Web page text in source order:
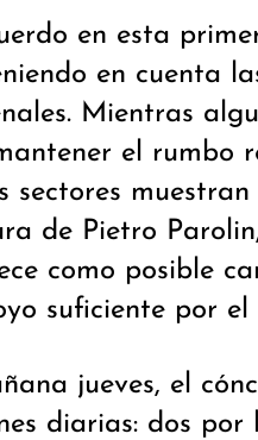
en esta
en cuenta
Mientras
el rumbo
sectores
de Pietro
como posible
suficiente por el
jueves, el
diarias: dos